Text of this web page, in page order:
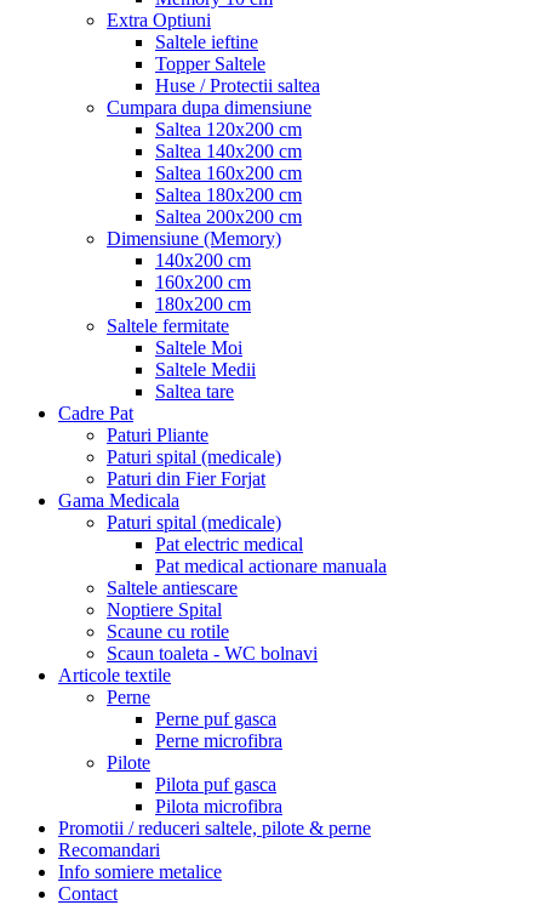
Extra Optiuni
Saltele ieftine
Topper Saltele
Huse / Protectii saltea
Cumpara dupa dimensiune
Saltea 120x200 cm
Saltea 140x200 cm
Saltea 160x200 cm
Saltea 180x200 cm
Saltea 200x200 cm
Dimensiune (Memory)
140x200 cm
160x200 cm
180x200 cm
Saltele fermitate
Saltele Moi
Saltele Medii
Saltea tare
Cadre Pat
Paturi Pliante
Paturi spital (medicale)
Paturi din Fier Forjat
Gama Medicala
Paturi spital (medicale)
Pat electric medical
Pat medical actionare manuala
Saltele antiescare
Noptiere Spital
Scaune cu rotile
Scaun toaleta - WC bolnavi
Articole textile
Perne
Perne puf gasca
Perne microfibra
Pilote
Pilota puf gasca
Pilota microfibra
Promotii / reduceri saltele, pilote & perne
Recomandari
Info somiere metalice
Contact